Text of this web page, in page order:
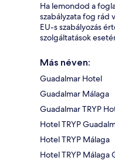
Ha lemondod a
szabályzata fog rád
EU-s szabályozás
szolgáltatások
Más néven:
Guadalmar Hotel
Guadalmar Málaga
Guadalmar TRYP
Hotel TRYP
Hotel TRYP Málaga
Hotel TRYP Málaga